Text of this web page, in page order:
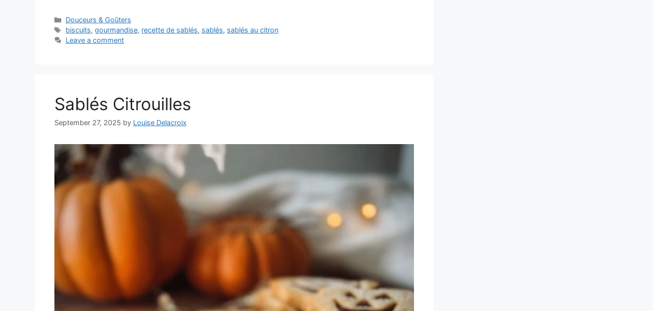
Categories
Douceurs & Goûters
Tags
biscuits,gourmandise, recette de sablés, sablés, sablés au citron
Leave a comment
Sablés Citrouilles
September 27, 2025 by Louise Delacroix